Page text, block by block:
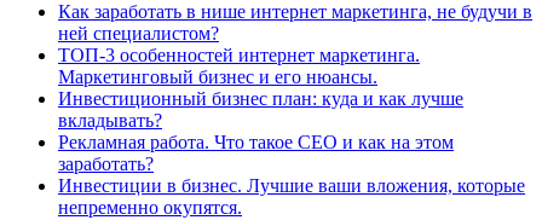
Как заработать в нише интернет маркетинга, не будучи в
ней специалистом?
ТОП-3 особенностей интернет маркетинга.
Маркетинговый бизнес и его нюансы.
Инвестиционный бизнес план: куда и как лучше
вкладывать?
Рекламная работа. Что такое СЕО и как на этом
заработать?
Инвестиции в бизнес. Лучшие ваши вложения, которые
непременно окупятся.